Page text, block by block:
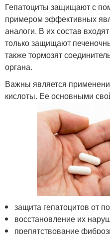
Гепатоциты защищают с
примером эффективных
аналоги. В их состав
только защищают
также тормозят
органа.
Важны является
кислоты. Ее основными
защита гепатоцитов от
восстановление их
препятствование